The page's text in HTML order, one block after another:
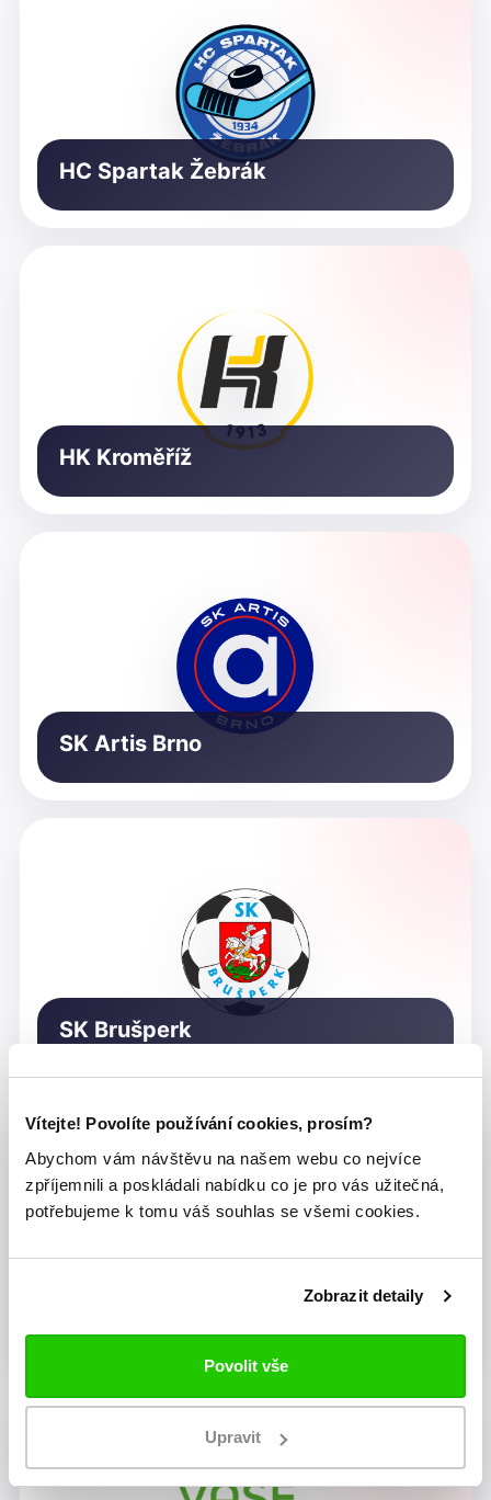
Vítejte! Povolíte používání cookies, prosím?
Abychom vám návštěvu na našem webu co nejvíce
zpříjemnili a poskládali nabídku co je pro vás užitečná,
potřebujeme k tomu váš souhlas se všemi cookies.
Zobrazit detaily
Povolit vše
Upravit
HC Spartak Žebrák
HK Kroměříž
SK Artis Brno
SK Brušperk